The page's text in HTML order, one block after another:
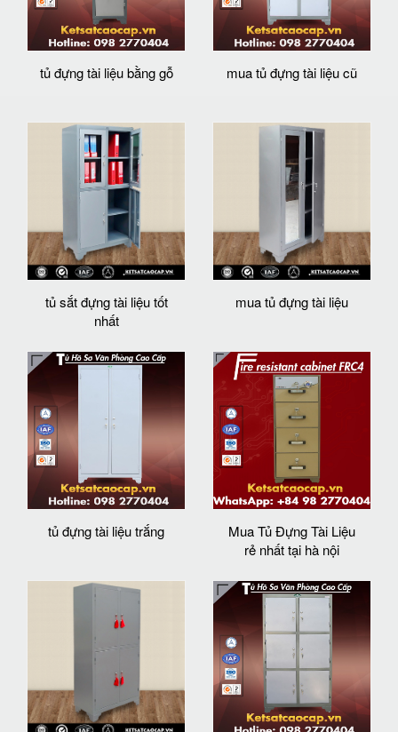
tủ đựng tài liệu bằng gỗ mua tủ đựng tài liệu cũ
tủ sắt đựng tài liệu tốt
nhất
mua tủ đựng tài liệu
tủ đựng tài liệu trắng
Mua Tủ Đựng Tài Liệu
rẻ nhất tại hà nội